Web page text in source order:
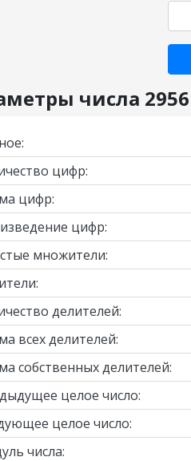
числа 2956
цифр:
цифр:
цифр:
множители:
делителей:
всех делителей:
собственных делителей:
целое число:
целое число:
числа: